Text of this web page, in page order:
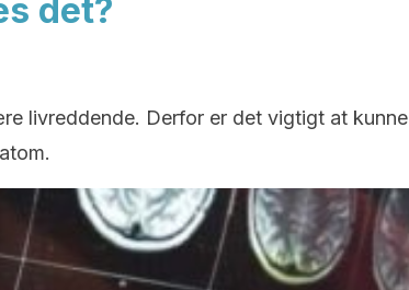
det?
livreddende. Derfor er det vigtigt at kunne